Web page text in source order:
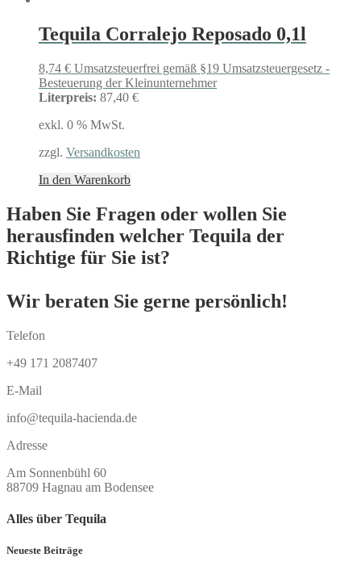
Tequila Corralejo Reposado 0,1l
8,74 € Umsatzsteuerfrei gemäß §19 Umsatzsteuergesetz -
Besteuerung der Kleinunternehmer
Literpreis: 87,40 €
exkl. 0 % MwSt.
zzgl. Versandkosten
In den Warenkorb
Haben Sie Fragen oder wollen Sie
herausfinden welcher Tequila der
Richtige für Sie ist?
Wir beraten Sie gerne persönlich!
Telefon
+49 171 2087407
E-Mail
info@tequila-hacienda.de
Adresse
Am Sonnenbühl 60
88709 Hagnau am Bodensee
Alles über Tequila
Neueste Beiträge